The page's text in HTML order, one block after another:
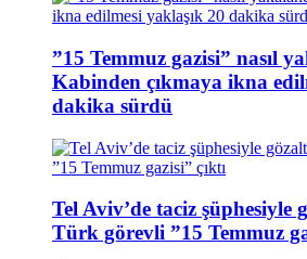
”15 Temmuz gazisi” nasıl
Kabinden çıkmaya ikna
dakika sürdü
Tel Aviv’de taciz şüphesiyle
Türk görevli ”15 Temmuz